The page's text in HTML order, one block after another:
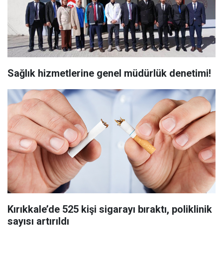
Sağlık hizmetlerine genel müdürlük denetimi!
Kırıkkale’de 525 kişi sigarayı bıraktı, poliklinik
sayısı artırıldı